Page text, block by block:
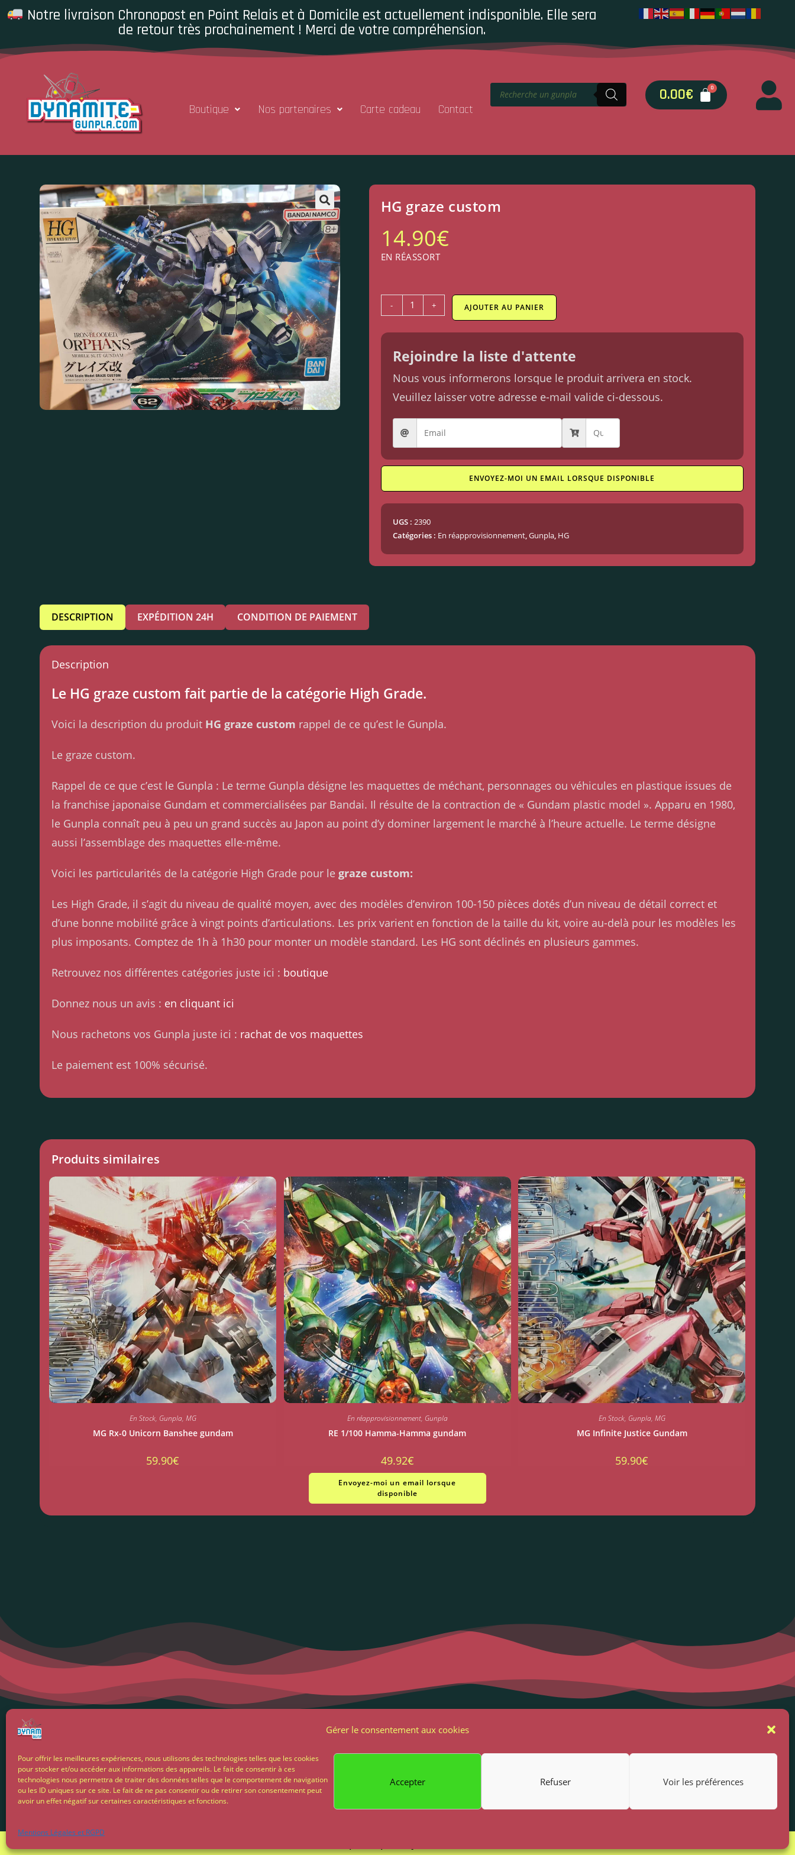
Gérer le consentement aux cookies
Pour offrir les meilleures expériences, nous utilisons des technologies telles que les cookies
pour stocker et/ou accéder aux informations des appareils. Le fait de consentir à ces
technologies nous permettra de traiter des données telles que le comportement de navigation
ou les ID uniques sur ce site. Le fait de ne pas consentir ou de retirer son consentement peut
avoir un effet négatif sur certaines caractéristiques et fonctions.
Accepter Refuser Voir les préférences
Mentions Légales et RGPD
Notre livraison Chronopost en Point Relais et à Domicile est actuellement indisponible. Elle sera
de retour très prochainement ! Merci de votre compréhension.
Boutique Nos partenaires Carte cadeau Contact
0.00€
HG graze custom
14.90€
EN RÉASSORT
- + AJOUTER AU PANIER
Rejoindre la liste d'attente
Nous vous informerons lorsque le produit arrivera en stock.
Veuillez laisser votre adresse e-mail valide ci-dessous.
ENVOYEZ-MOI UN EMAIL LORSQUE DISPONIBLE
UGS : 2390
Catégories : En réapprovisionnement, Gunpla, HG
DESCRIPTION EXPÉDITION 24H CONDITION DE PAIEMENT
Description
Le HG graze custom fait partie de la catégorie High Grade.
Voici la description du produit HG graze custom rappel de ce qu’est le Gunpla.
Le graze custom.
Rappel de ce que c’est le Gunpla : Le terme Gunpla désigne les maquettes de méchant, personnages ou véhicules en plastique issues de
la franchise japonaise Gundam et commercialisées par Bandai. Il résulte de la contraction de « Gundam plastic model ». Apparu en 1980,
le Gunpla connaît peu à peu un grand succès au Japon au point d’y dominer largement le marché à l’heure actuelle. Le terme désigne
aussi l’assemblage des maquettes elle-même.
Voici les particularités de la catégorie High Grade pour le graze custom:
Les High Grade, il s’agit du niveau de qualité moyen, avec des modèles d’environ 100-150 pièces dotés d’un niveau de détail correct et
d’une bonne mobilité grâce à vingt points d’articulations. Les prix varient en fonction de la taille du kit, voire au-delà pour les modèles les
plus imposants. Comptez de 1h à 1h30 pour monter un modèle standard. Les HG sont déclinés en plusieurs gammes.
Retrouvez nos différentes catégories juste ici : boutique
Donnez nous un avis : en cliquant ici
Nous rachetons vos Gunpla juste ici : rachat de vos maquettes
Le paiement est 100% sécurisé.
Produits similaires
En Stock, Gunpla, MG
MG Rx-0 Unicorn Banshee gundam
59.90€
En réapprovisionnement, Gunpla
RE 1/100 Hamma-Hamma gundam
49.92€
Envoyez-moi un email lorsque
disponible
En Stock, Gunpla, MG
MG Infinite Justice Gundam
59.90€
Conditions générales de vente
Paiement sécurisé
85 500 Les Herbiers